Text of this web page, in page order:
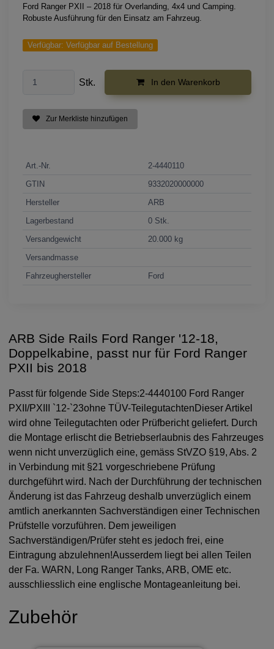
Ford Ranger PXII – 2018 für Overlanding, 4x4 und Camping.
Robuste Ausführung für den Einsatz am Fahrzeug.
Verfügbar: Verfügbar auf Bestellung
Stk. In den Warenkorb
Zur Merkliste hinzufügen
Art.-Nr.
2-4440110
GTIN
9332020000000
Hersteller
ARB
Lagerbestand
0 Stk.
Versandgewicht
20.000 kg
Versandmasse
Fahrzeughersteller
Ford
ARB Side Rails Ford Ranger '12-18,
Doppelkabine, passt nur für Ford Ranger
PXII bis 2018
Passt für folgende Side Steps:2-4440100 Ford Ranger
PXII/PXIII `12-`23ohne TÜV-TeilegutachtenDieser Artikel
wird ohne Teilegutachten oder Prüfbericht geliefert. Durch
die Montage erlischt die Betriebserlaubnis des Fahrzeuges
wenn nicht unverzüglich eine, gemäss StVZO §19, Abs. 2
in Verbindung mit §21 vorgeschriebene Prüfung
durchgeführt wird. Nach der Durchführung der technischen
Änderung ist das Fahrzeug deshalb unverzüglich einem
amtlich anerkannten Sachverständigen einer Technischen
Prüfstelle vorzuführen. Dem jeweiligen
Sachverständigen/Prüfer steht es jedoch frei, eine
Eintragung abzulehnen!Ausserdem liegt bei allen Teilen
der Fa. WARN, Long Ranger Tanks, ARB, OME etc.
ausschliesslich eine englische Montageanleitung bei.
Zubehör